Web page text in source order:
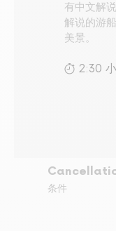
有中文解
解说的游
美景。
2:30
条件